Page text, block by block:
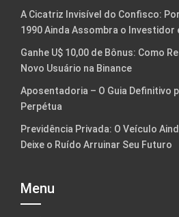
A Cicatriz Invisível do Confisco:
1990 Ainda Assombra o Investidor
Ganhe U$ 10,00 de Bônus: Como
Novo Usuário na Binance
Aposentadoria – O Guia Definitivo
Perpétua
Previdência Privada: O Veículo
Deixe o Ruído Arruinar Seu Futuro
Menu